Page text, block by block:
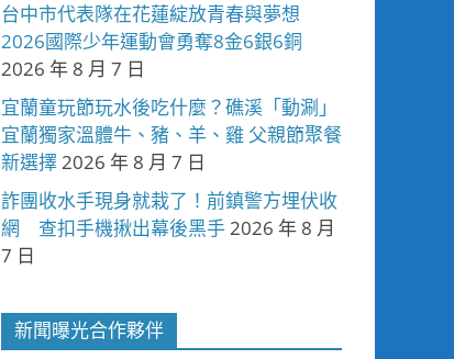
台中市代表隊在花蓮綻放青春與夢想
2026國際少年運動會勇奪8金6銀6銅
2026 年 8 月 7 日
宜蘭童玩節玩水後吃什麼？礁溪「動涮」
宜蘭獨家溫體牛、豬、羊、雞 父親節聚餐
新選擇2026 年 8 月 7 日
詐團收水手現身就栽了！前鎮警方埋伏收
網 查扣手機揪出幕後黑手2026 年 8 月
7 日
新聞曝光合作夥伴